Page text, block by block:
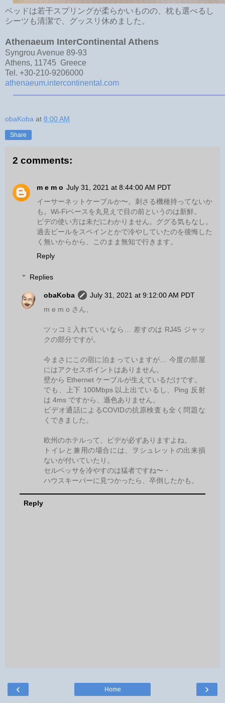
ベッドは若干スプリングが柔らかいものの、枕も選べるし
シーツも清潔で、グッスリ休めました。
Athenaeum InterContinental Athens
Syngrou Avenue 89-93
Athens, 11745 Greece
Tel. +30-210-9206000
athenaeum.intercontinental.com
obaKoba at 8:00 AM
Share
2 comments:
m e m o July 31, 2021 at 8:44:00 AM PDT
イーサーネットケーブルか〜。刺さる機種持ってないか
も。Wi-Fiベースを丸見えで目の前というのは新鮮。
ビデの使い方は未だにわかりません。ググる気もなし。
過去ビールをスペインとかで冷やしていたのを後悔した
く無いからから、このまま無知で行きます。
Reply
Replies
obaKoba
July 31, 2021 at 9:12:00 AM PDT
m e m o さん、
ツッコミ入れていいなら… 差すのは RJ45 ジャッ
クの部分ですが。
今まさにこの宿に泊まっていますが… 今度の部屋
にはアクセスポイントはありません。
壁から Ethernet ケーブルが生えているだけです。
でも、上下 100Mbps 以上出ているし、Ping 反射
は 4ms ですから、遜色ありません。
ビデオ通話によるCOVIDの抗原検査も全く問題な
くできました。
欧州のホテルって、ビデが必ずありますよね。
トイレと兼用の場合には、ヲシュレットの出来損
ないが付いていたり。
セルベッサを冷やすのは猛者ですね〜・
ハウスキーパーに見つかったら、卒倒したかも。
Reply
‹ ›
Home